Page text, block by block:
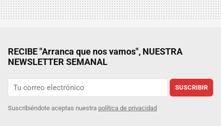
RECIBE "Arranca que nos vamos", NUESTRA
NEWSLETTER SEMANAL
SUSCRIBIR
Suscribiéndote aceptas nuestra política de privacidad